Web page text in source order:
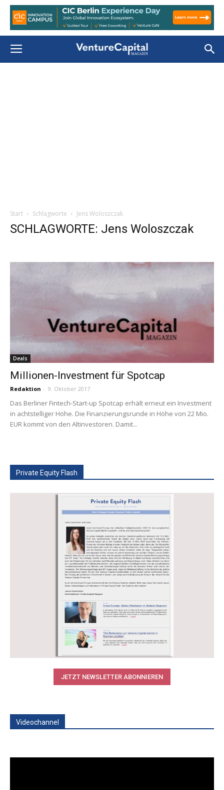
Start Schlagworte Jens Woloszczak
SCHLAGWORTE: Jens Woloszczak
Deals
Millionen-Investment für Spotcap
Redaktion - 9. Oktober 2017
Das Berliner Fintech-Start-up Spotcap erhält erneut ein Investment
in achtstelliger Höhe. Die Finanzierungsrunde in Höhe von 22 Mio.
EUR kommt von den Altinvestoren. Damit...
Private Equity Flash
JETZT NEWSLETTER ABONNIEREN
Videochannel